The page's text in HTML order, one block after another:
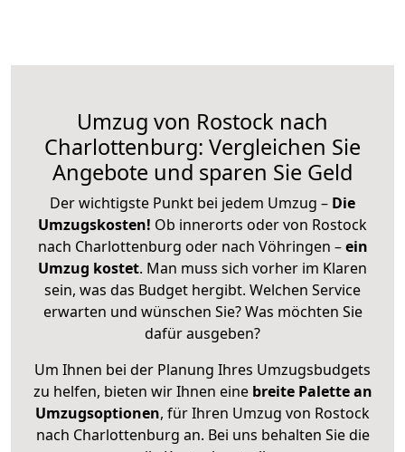
Umzug von Rostock nach
Charlottenburg: Vergleichen Sie
Angebote und sparen Sie Geld
Der wichtigste Punkt bei jedem Umzug – Die
Umzugskosten! Ob innerorts oder von Rostock
nach Charlottenburg oder nach Vöhringen –ein
Umzug kostet. Man muss sich vorher im Klaren
sein, was das Budget hergibt. Welchen Service
erwarten und wünschen Sie? Was möchten Sie
dafür ausgeben?
Um Ihnen bei der Planung Ihres Umzugsbudgets
zu helfen, bieten wir Ihnen eine breite Palette an
Umzugsoptionen, für Ihren Umzug von Rostock
nach Charlottenburg an. Bei uns behalten Sie die